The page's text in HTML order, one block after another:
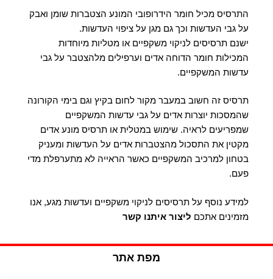
התרסיס מכיל חומר הידרופובי המונע הצטברות שומן ואבק
על גבי העדשות וכך גם מגן על ציפוי העדשות.
ישנם תרסיסים לניקוי משקפיים או מטליות מיוחדות
המכילות חומר הדוחה אדים וערפילים מלהצטבר על גבי
עדשות המשקפיים.
תרסיס זה חשוב במעבר מקור לחום בקיץ וגם בימי הקורונה
שהמסכות יוצרות אדים על גבי עדשות המשקפיים
שמפריעים לראיה. שימוש במטלית או תרסיס מונע אדים
מקטין את התסכול מהצטברות אדים על העדשות ומעניק
בטחון למרכיב המשקפיים כאשר הראייה לא מתערפלת מדי
פעם.
למידע נוסף על תרסיסים לניקוי משקפיים ועדשות מגע, אנו
מזמינים אתכם ליצור איתנו קשר
מפת אתר